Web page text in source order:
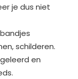
je dus niet
schilderen.
en